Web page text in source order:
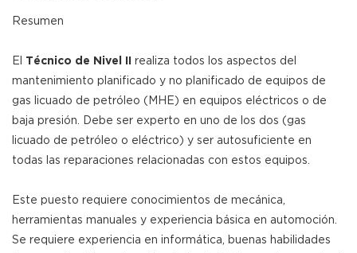
Resumen
El Técnico de Nivel II realiza todos los aspectos del
mantenimiento planificado y no planificado de equipos de
gas licuado de petróleo (MHE) en equipos eléctricos o de
baja presión. Debe ser experto en uno de los dos (gas
licuado de petróleo o eléctrico) y ser autosuficiente en
todas las reparaciones relacionadas con estos equipos.
Este puesto requiere conocimientos de mecánica,
herramientas manuales y experiencia básica en automoción.
Se requiere experiencia en informática, buenas habilidades